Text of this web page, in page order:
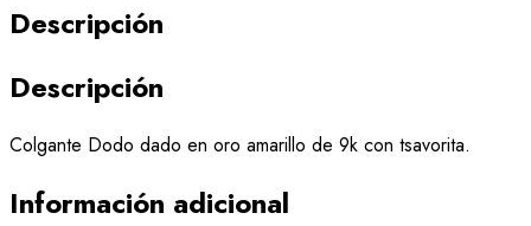
Descripción
Descripción
Colgante Dodo dado en oro amarillo de 9k con tsavorita.
Información adicional